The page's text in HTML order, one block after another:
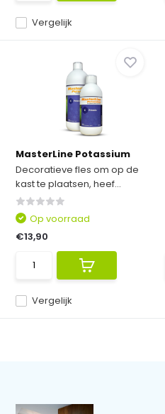
Vergelijk
MasterLine Potassium
Decoratieve fles om op de
kast te plaatsen, heef...
Vergelijk
Op voorraad
€13,90